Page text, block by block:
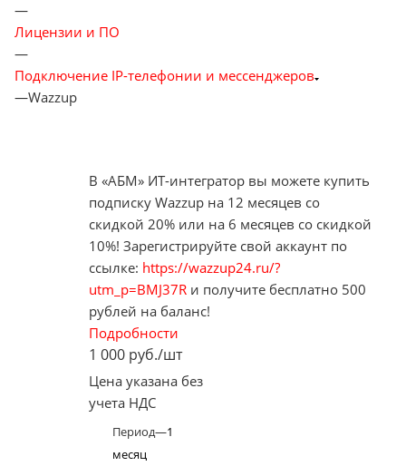
—
Лицензии и ПО
—
Подключение IP-телефонии и мессенджеров
—Wazzup
В «АБМ» ИТ-интегратор вы можете купить
подписку Wazzup на 12 месяцев со
скидкой 20% или на 6 месяцев со скидкой
10%! Зарегистрируйте свой аккаунт по
ссылке: https://wazzup24.ru/?
utm_p=BMJ37R и получите бесплатно 500
рублей на баланс!
Подробности
1 000 руб./шт
Цена указана без
учета НДС
Период—1
месяц